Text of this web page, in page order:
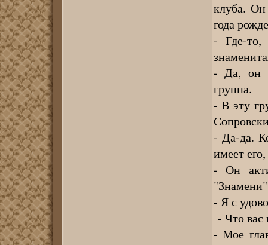
клуба. Он
года
- Где-то,
- Да, он
группа.
- В эту
- Да-да.
имеет
- Он
- Я с
- Что вас
- Мое